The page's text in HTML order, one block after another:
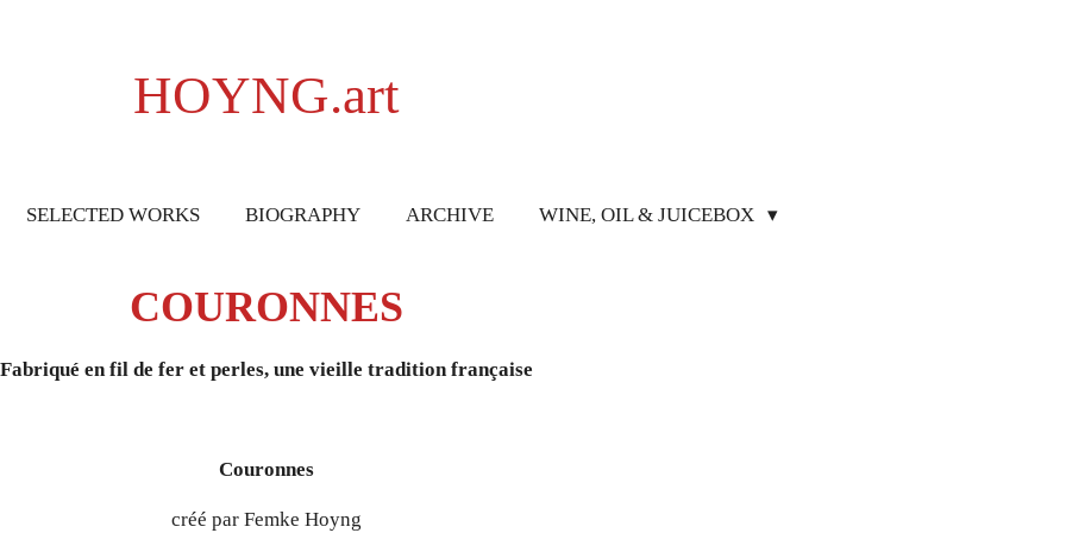
HOYNG.art
SELECTED WORKS BIOGRAPHY ARCHIVE WINE, OIL & JUICEBOX
COURONNES
Fabriqué en fil de fer et perles, une vieille tradition française
Couronnes
créé par Femke Hoyng